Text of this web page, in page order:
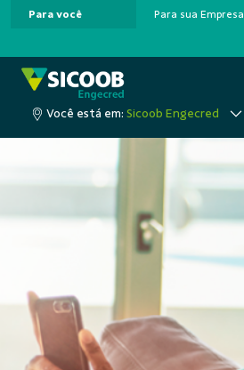
Pular para o Conteúdo principal
Para você Para sua Empresa
Você está em: Sicoob Engecred